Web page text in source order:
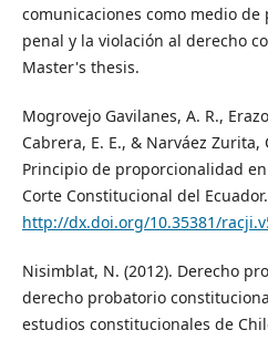
comunicaciones como medio
penal y la violación al derecho
Master's thesis.
Mogrovejo Gavilanes, A. R.,
Cabrera, E. E., & Narváez
Principio de proporcionalidad
Corte Constitucional del
http://dx.doi.org/10.35381/
Nisimblat, N. (2012). Derecho
derecho probatorio
estudios constitucionales de